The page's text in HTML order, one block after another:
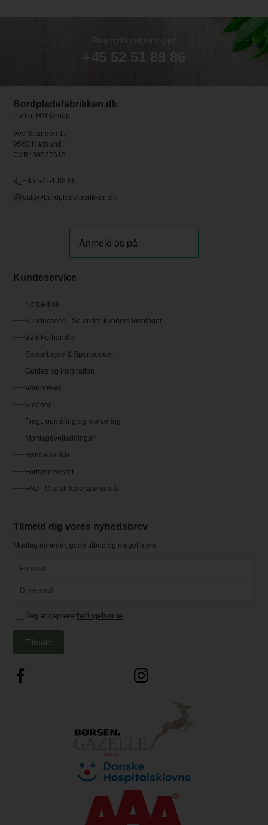
Ring og få rådgivning på
+45 52 51 88 86
Bordpladefabrikken.dk
Part of HM-Group
Ved Stranden 1,
9560 Hadsund
CVR: 30527615
+45 52 51 88 86
salg@bordpladefabrikken.dk
Kundeservice
Kontakt os
Kundecases - Se andre kunders løsninger
B2B Forhandler
Samarbejde & Sponsorater
Guides og inspiration
Vareprøver
Videoer
Fragt, opmåling og montering
Montagevejledninger
Handelsvilkår
Fortrydelsesret
FAQ - Ofte stillede spørgsmål
Tilmeld dig vores nyhedsbrev
Modtag nyheder, gode tilbud og meget mere
Jeg acceptererbetingelserne
Tilmeld